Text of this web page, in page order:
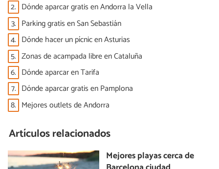
2. Dónde aparcar gratis en Andorra la Vella
3. Parking gratis en San Sebastián
4. Dónde hacer un pícnic en Asturias
5. Zonas de acampada libre en Cataluña
6. Dónde aparcar en Tarifa
7. Dónde aparcar gratis en Pamplona
8. Mejores outlets de Andorra
Artículos relacionados
Mejores playas cerca de